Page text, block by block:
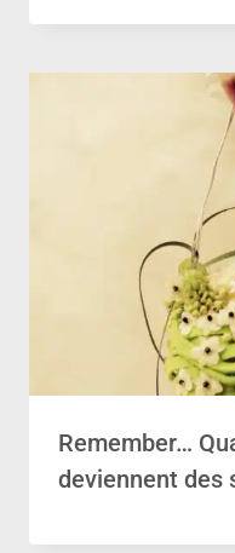
Remember…
deviennent des